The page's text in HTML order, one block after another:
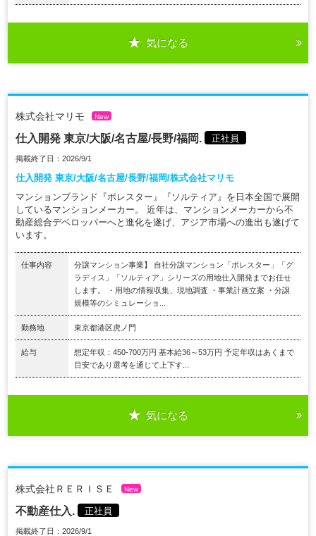
気になる
株式会社マリモ New
仕入開発 東京/大阪/名古屋/長野/福岡. 正社員
掲載終了日：2026/9/1
仕入開発 東京/大阪/名古屋/長野/福岡/株式会社マリモ
マンションブランド『ポレスター』『ソルティア』を日本全国で展開
しているマンションメーカー。 近年は、マンションメーカーから不
動産総合デベロッパーへと進化を遂げ、アジア市場への進出も遂げて
います。
仕事内容
分譲マンション事業】 自社分譲マンション「ポレスター」「グ
ラディス」「ソルティア」シリーズの用地仕入開発までお任せ
します。 ・用地の情報収集、現地調査 ・事業計画立案 ・分譲
規模等のシミュレーショ...
勤務地 東京都港区虎ノ門
給与
想定年収：450-700万円 基本給36～53万円 予定年収はあくまで
目安であり選考を通じて上下す...
気になる
株式会社ＲＥＲＩＳＥ New
不動産仕入. 正社員
掲載終了日：2026/9/1